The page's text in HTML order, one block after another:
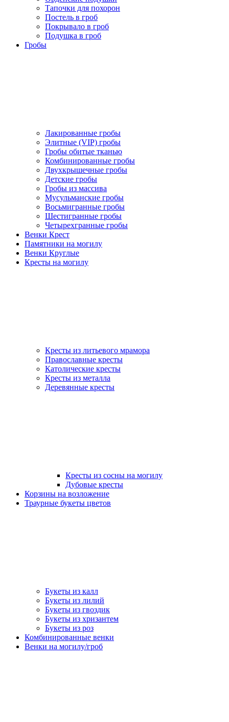
Тапочки для похорон
Постель в гроб
Покрывало в гроб
Подушка в гроб
Гробы
Лакированные гробы
Элитные (VIP) гробы
Гробы обитые тканью
Комбинированные гробы
Двухкрышечные гробы
Детские гробы
Гробы из массива
Мусульманские гробы
Восьмигранные гробы
Шестигранные гробы
Четырехгранные гробы
Венки Крест
Памятники на могилу
Венки Круглые
Кресты на могилу
Кресты из литьевого мрамора
Православные кресты
Католические кресты
Кресты из металла
Деревянные кресты
Кресты из сосны на могилу
Дубовые кресты
Корзины на возложение
Траурные букеты цветов
Букеты из калл
Букеты из лилий
Букеты из гвоздик
Букеты из хризантем
Букеты из роз
Комбинированные венки
Венки на могилу/гроб